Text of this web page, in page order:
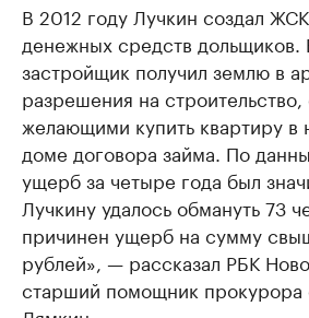
В 2012 году Лучкин создал
денежных средств дольщиков.
застройщик получил землю в
разрешения на
желающими купить квартиру в
доме договора займа. По
ущерб за четыре года был
Лучкину удалось обмануть 73
причинен ущерб на сумму
рублей», — рассказал РБК
старший помощник прокурора